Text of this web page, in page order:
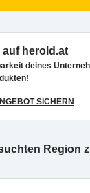
herold.at
deines
SICHERN
Region